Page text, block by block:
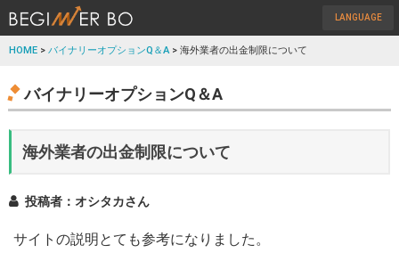
LANGUAGE
HOME > バイナリーオプションQ＆A> 海外業者の出金制限について
バイナリーオプションQ＆A
海外業者の出金制限について
投稿者：オシタカさん
サイトの説明とても参考になりました。